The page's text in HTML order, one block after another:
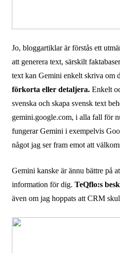
Jo, bloggartiklar är förstås ett
att generera text, särskilt
text kan Gemini enkelt skriva om
förkorta eller detaljera. Enkelt
svenska och skapa svensk text
gemini.google.com, i alla fall för
fungerar Gemini i exempelvis
något jag ser fram emot att
Gemini kanske är ännu bättre på
information för dig. TeQflo:s
även om jag hoppats att CRM